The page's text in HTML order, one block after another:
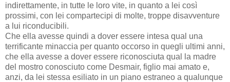
indirettamente, in tutte le loro vite, in quanto a lei così
prossimi, con lei compartecipi di molte, troppe disavventure
a lui riconducibili.
Che ella avesse quindi a dover essere intesa qual una
terrificante minaccia per quanto occorso in quegli ultimi anni,
che ella avesse a dover essere riconosciuta qual la madre
del mostro conosciuto come Desmair, figlio mai amato e,
anzi, da lei stessa esiliato in un piano estraneo a qualunque